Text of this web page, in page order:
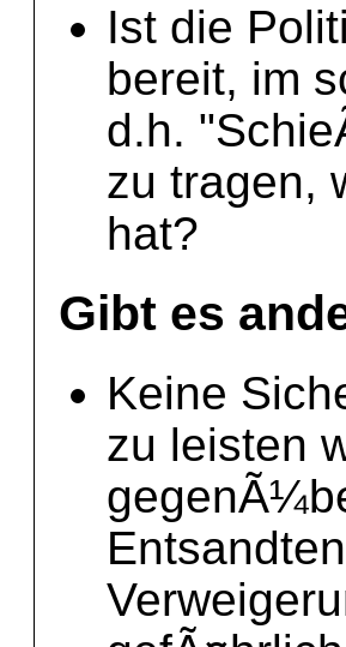
Ist die
bereit, im
d.h.
zu tragen,
hat?
Gibt es
Keine
zu leisten